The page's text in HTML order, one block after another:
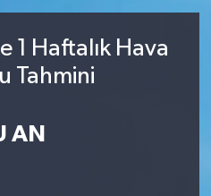
1 Haftalık Hava
Tahmini
AN
Vakitleri